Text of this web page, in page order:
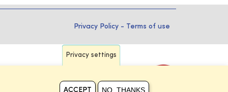
Privacy Policy - Terms of use
Privacy settings
ACCEPT NO, THANKS